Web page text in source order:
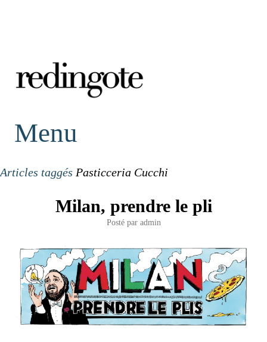
redingote.
Menu
Articles taggés Pasticceria Cucchi
Milan, prendre le pli
Posté par admin